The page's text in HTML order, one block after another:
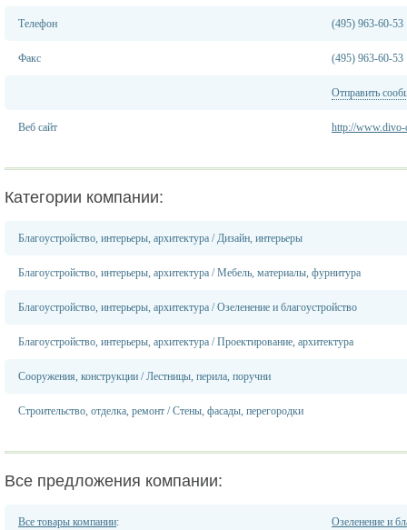
Телефон (495) 963-60-53
Факс (495) 963-60-53
Отправить
Веб сайт http://www.divo-
Категории компании:
Благоустройство, интерьеры, архитектура /Дизайн, интерьеры
Благоустройство, интерьеры, архитектура /Мебель, материалы, фурнитура
Благоустройство, интерьеры, архитектура /Озеленение и благоустройство
Благоустройство, интерьеры, архитектура /Проектирование, архитектура
Сооружения, конструкции /Лестницы, перила, поручни
Строительство, отделка, ремонт /Стены, фасады, перегородки
Все предложения компании:
Все товары компании:
Озеленение и